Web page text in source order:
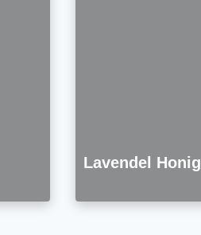
Lavendel Honig